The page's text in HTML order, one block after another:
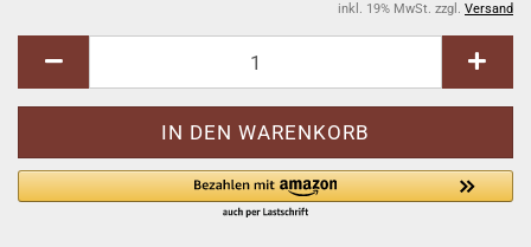
inkl. 19% MwSt. zzgl. Versand